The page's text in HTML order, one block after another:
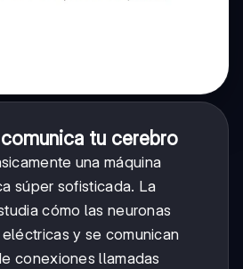
tu cerebro
una máquina
súper sofisticada. La
cómo las neuronas
y se comunican
conexiones llamadas